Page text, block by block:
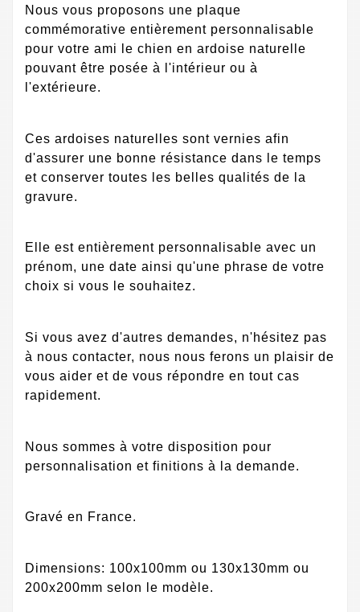
Nous vous proposons une plaque
commémorative entièrement personnalisable
pour votre ami le chien en ardoise naturelle
pouvant être posée à l'intérieur ou à
l'extérieure.
Ces ardoises naturelles sont vernies afin
d'assurer une bonne résistance dans le temps
et conserver toutes les belles qualités de la
gravure.
Elle est entièrement personnalisable avec un
prénom, une date ainsi qu'une phrase de votre
choix si vous le souhaitez.
Si vous avez d'autres demandes, n'hésitez pas
à nous contacter, nous nous ferons un plaisir de
vous aider et de vous répondre en tout cas
rapidement.
Nous sommes à votre disposition pour
personnalisation et finitions à la demande.
Gravé en France.
Dimensions: 100x100mm ou 130x130mm ou
200x200mm selon le modèle.